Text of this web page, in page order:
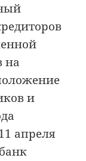
на
и
апреля